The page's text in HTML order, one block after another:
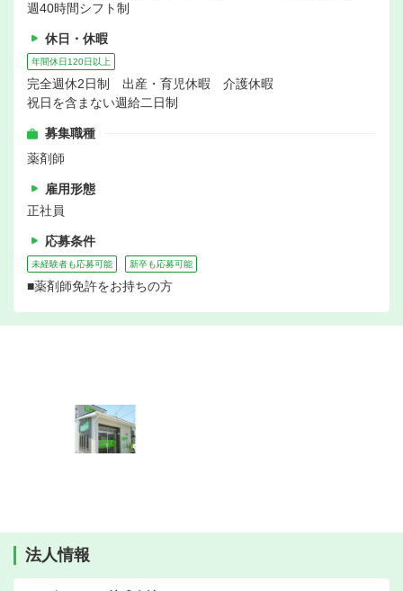
週40時間シフト制
休日・休暇
年間休日120日以上
完全週休2日制 出産・育児休暇 介護休暇
祝日を含まない週給二日制
募集職種
薬剤師
雇用形態
正社員
応募条件
未経験者も応募可能 新卒も応募可能
■薬剤師免許をお持ちの方
法人情報